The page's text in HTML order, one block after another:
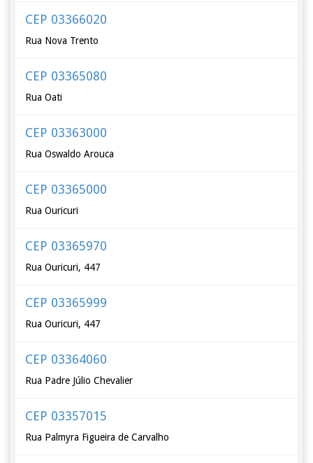
CEP 03366020
Rua Nova Trento
CEP 03365080
Rua Oati
CEP 03363000
Rua Oswaldo Arouca
CEP 03365000
Rua Ouricuri
CEP 03365970
Rua Ouricuri, 447
CEP 03365999
Rua Ouricuri, 447
CEP 03364060
Rua Padre Júlio Chevalier
CEP 03357015
Rua Palmyra Figueira de Carvalho